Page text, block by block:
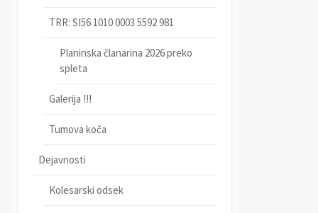
TRR: SI56 1010 0003 5592 981
Planinska članarina 2026 preko
spleta
Galerija !!!
Tumova koča
Dejavnosti
Kolesarski odsek